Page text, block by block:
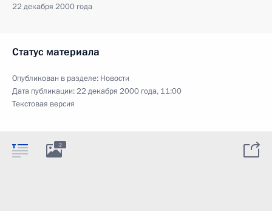
22 декабря 2000 года
Статус материала
Опубликован в разделе: Новости
Дата публикации:22 декабря 2000 года, 11:00
Текстовая версия
2